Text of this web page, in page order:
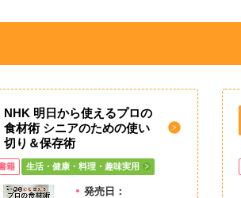
NHK 明日から使えるプロの
食材術 シニアのための使い
切り＆保存術
籍 生活・健康・料理・趣味実用
発売日：